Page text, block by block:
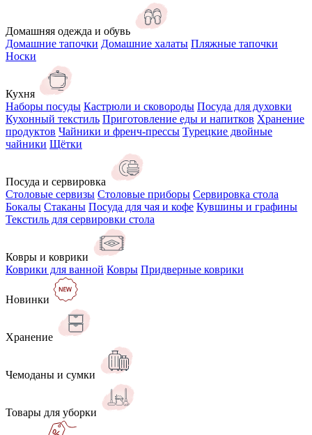
Домашняя одежда и обувь
Домашние тапочки Домашние халаты Пляжные тапочки
Носки
Кухня
Наборы посуды Кастрюли и сковороды Посуда для духовки
Кухонный текстиль Приготовление еды и напитков Хранение
продуктов Чайники и френч-прессы Турецкие двойные
чайники Щётки
Посуда и сервировка
Столовые сервизы Столовые приборы Сервировка стола
Бокалы Стаканы Посуда для чая и кофе Кувшины и графины
Текстиль для сервировки стола
Ковры и коврики
Коврики для ванной Ковры Придверные коврики
Новинки
Хранение
Чемоданы и сумки
Товары для уборки